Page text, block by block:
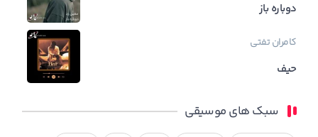
دوباره باز
کامران تفتی
حیف
سبک های موسیقی